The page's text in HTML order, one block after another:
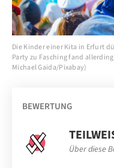
Die Kinder einer Kita in Erfurt
Party zu Fasching fand
Michael Gaida/Pixabay)
BEWERTUNG
Über diese